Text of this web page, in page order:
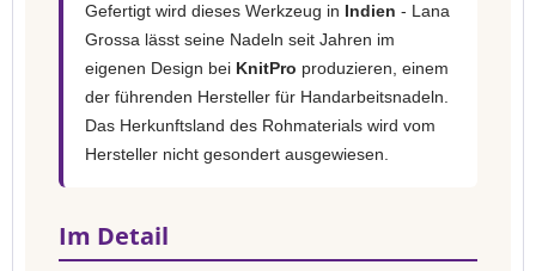
Gefertigt wird dieses Werkzeug in Indien - Lana
Grossa lässt seine Nadeln seit Jahren im
eigenen Design bei KnitPro produzieren, einem
der führenden Hersteller für Handarbeitsnadeln.
Das Herkunftsland des Rohmaterials wird vom
Hersteller nicht gesondert ausgewiesen.
Im Detail